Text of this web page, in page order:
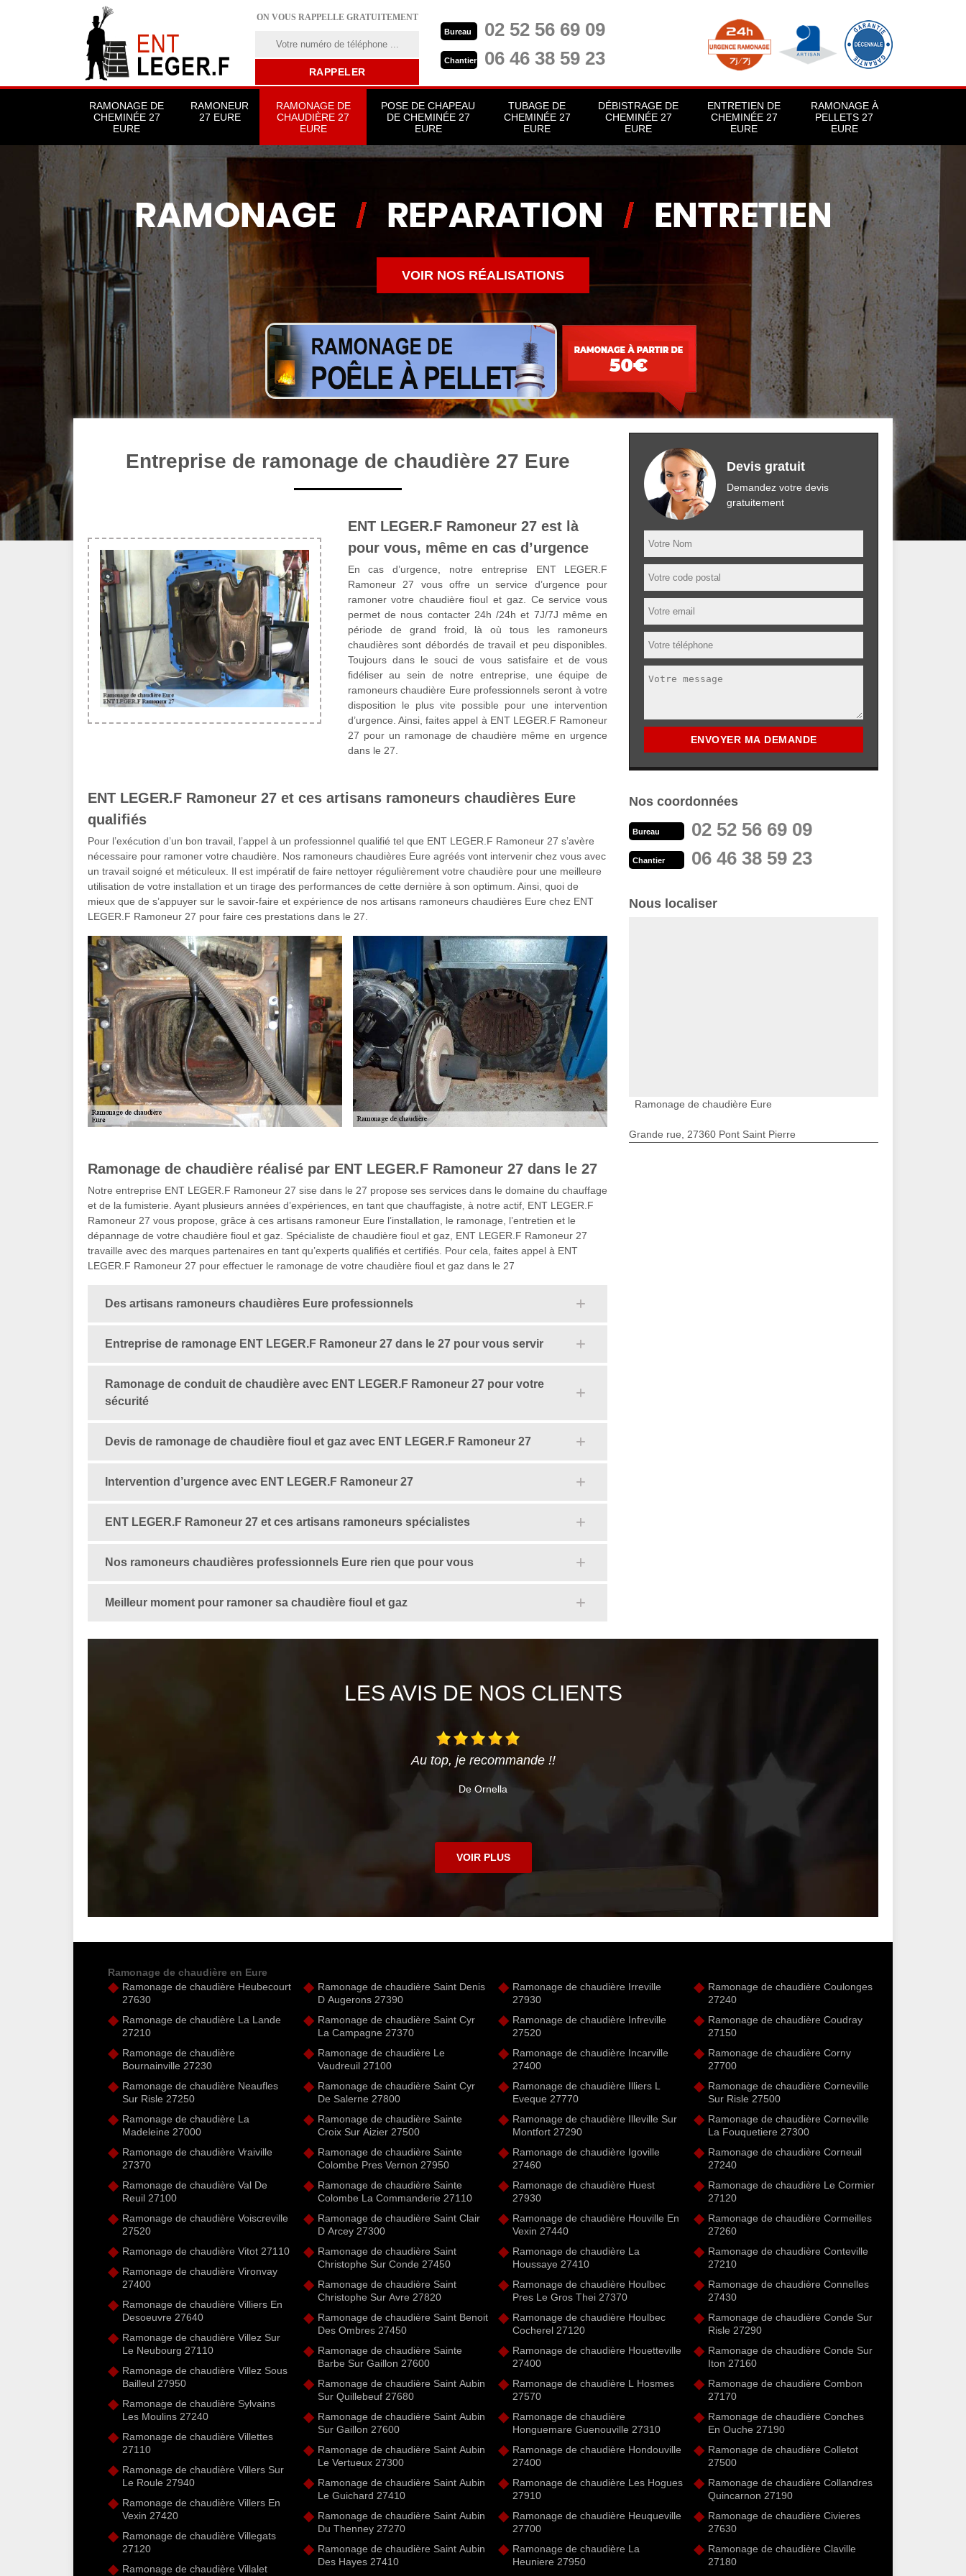
ON VOUS RAPPELLE GRATUITEMENT
Bureau 02 52 56 69 09
Chantier 06 46 38 59 23
RAMONAGE DE
CHEMINÉE 27
EURE
RAMONEUR
27 EURE
RAMONAGE DE
CHAUDIÈRE 27
EURE
POSE DE CHAPEAU
DE CHEMINÉE 27
EURE
TUBAGE DE
CHEMINÉE 27
EURE
DÉBISTRAGE DE
CHEMINÉE 27
EURE
ENTRETIEN DE
CHEMINÉE 27
EURE
RAMONAGE À
PELLETS 27
EURE
VOIR NOS RÉALISATIONS
Entreprise de ramonage de chaudière 27 Eure
ENT LEGER.F Ramoneur 27 est là
pour vous, même en cas d’urgence
En cas d’urgence, notre entreprise ENT LEGER.F
Ramoneur 27 vous offre un service d’urgence pour
ramoner votre chaudière fioul et gaz. Ce service vous
permet de nous contacter 24h /24h et 7J/7J même en
période de grand froid, là où tous les ramoneurs
chaudières sont débordés de travail et peu disponibles.
Toujours dans le souci de vous satisfaire et de vous
fidéliser au sein de notre entreprise, une équipe de
ramoneurs chaudière Eure professionnels seront à votre
disposition le plus vite possible pour une intervention
d’urgence. Ainsi, faites appel à ENT LEGER.F Ramoneur
27 pour un ramonage de chaudière même en urgence
dans le 27.
ENT LEGER.F Ramoneur 27 et ces artisans ramoneurs chaudières Eure
qualifiés
Pour l’exécution d’un bon travail, l’appel à un professionnel qualifié tel que ENT LEGER.F Ramoneur 27 s’avère
nécessaire pour ramoner votre chaudière. Nos ramoneurs chaudières Eure agréés vont intervenir chez vous avec
un travail soigné et méticuleux. Il est impératif de faire nettoyer régulièrement votre chaudière pour une meilleure
utilisation de votre installation et un tirage des performances de cette dernière à son optimum. Ainsi, quoi de
mieux que de s’appuyer sur le savoir-faire et expérience de nos artisans ramoneurs chaudières Eure chez ENT
LEGER.F Ramoneur 27 pour faire ces prestations dans le 27.
Ramonage de chaudière réalisé par ENT LEGER.F Ramoneur 27 dans le 27
Notre entreprise ENT LEGER.F Ramoneur 27 sise dans le 27 propose ses services dans le domaine du chauffage
et de la fumisterie. Ayant plusieurs années d’expériences, en tant que chauffagiste, à notre actif, ENT LEGER.F
Ramoneur 27 vous propose, grâce à ces artisans ramoneur Eure l’installation, le ramonage, l’entretien et le
dépannage de votre chaudière fioul et gaz. Spécialiste de chaudière fioul et gaz, ENT LEGER.F Ramoneur 27
travaille avec des marques partenaires en tant qu’experts qualifiés et certifiés. Pour cela, faites appel à ENT
LEGER.F Ramoneur 27 pour effectuer le ramonage de votre chaudière fioul et gaz dans le 27
Des artisans ramoneurs chaudières Eure professionnels
Entreprise de ramonage ENT LEGER.F Ramoneur 27 dans le 27 pour vous servir
Ramonage de conduit de chaudière avec ENT LEGER.F Ramoneur 27 pour votre
sécurité
Devis de ramonage de chaudière fioul et gaz avec ENT LEGER.F Ramoneur 27
Intervention d’urgence avec ENT LEGER.F Ramoneur 27
ENT LEGER.F Ramoneur 27 et ces artisans ramoneurs spécialistes
Nos ramoneurs chaudières professionnels Eure rien que pour vous
Meilleur moment pour ramoner sa chaudière fioul et gaz
Devis gratuit
Demandez votre devis
gratuitement
Nos coordonnées
Bureau 02 52 56 69 09
Chantier 06 46 38 59 23
Nous localiser
Ramonage de chaudière Eure
Grande rue, 27360 Pont Saint Pierre
LES AVIS DE NOS CLIENTS
Au top, je recommande !!
De Ornella
VOIR PLUS
Ramonage de chaudière en Eure
Ramonage de chaudière Heubecourt
27630
Ramonage de chaudière La Lande
27210
Ramonage de chaudière
Bournainville 27230
Ramonage de chaudière Neaufles
Sur Risle 27250
Ramonage de chaudière La
Madeleine 27000
Ramonage de chaudière Vraiville
27370
Ramonage de chaudière Val De
Reuil 27100
Ramonage de chaudière Voiscreville
27520
Ramonage de chaudière Vitot 27110
Ramonage de chaudière Vironvay
27400
Ramonage de chaudière Villiers En
Desoeuvre 27640
Ramonage de chaudière Villez Sur
Le Neubourg 27110
Ramonage de chaudière Villez Sous
Bailleul 27950
Ramonage de chaudière Sylvains
Les Moulins 27240
Ramonage de chaudière Villettes
27110
Ramonage de chaudière Villers Sur
Le Roule 27940
Ramonage de chaudière Villers En
Vexin 27420
Ramonage de chaudière Villegats
27120
Ramonage de chaudière Villalet
Ramonage de chaudière Saint Denis
D Augerons 27390
Ramonage de chaudière Saint Cyr
La Campagne 27370
Ramonage de chaudière Le
Vaudreuil 27100
Ramonage de chaudière Saint Cyr
De Salerne 27800
Ramonage de chaudière Sainte
Croix Sur Aizier 27500
Ramonage de chaudière Sainte
Colombe Pres Vernon 27950
Ramonage de chaudière Sainte
Colombe La Commanderie 27110
Ramonage de chaudière Saint Clair
D Arcey 27300
Ramonage de chaudière Saint
Christophe Sur Conde 27450
Ramonage de chaudière Saint
Christophe Sur Avre 27820
Ramonage de chaudière Saint Benoit
Des Ombres 27450
Ramonage de chaudière Sainte
Barbe Sur Gaillon 27600
Ramonage de chaudière Saint Aubin
Sur Quillebeuf 27680
Ramonage de chaudière Saint Aubin
Sur Gaillon 27600
Ramonage de chaudière Saint Aubin
Le Vertueux 27300
Ramonage de chaudière Saint Aubin
Le Guichard 27410
Ramonage de chaudière Saint Aubin
Du Thenney 27270
Ramonage de chaudière Saint Aubin
Des Hayes 27410
Ramonage de chaudière Irreville
27930
Ramonage de chaudière Infreville
27520
Ramonage de chaudière Incarville
27400
Ramonage de chaudière Illiers L
Eveque 27770
Ramonage de chaudière Illeville Sur
Montfort 27290
Ramonage de chaudière Igoville
27460
Ramonage de chaudière Huest
27930
Ramonage de chaudière Houville En
Vexin 27440
Ramonage de chaudière La
Houssaye 27410
Ramonage de chaudière Houlbec
Pres Le Gros Thei 27370
Ramonage de chaudière Houlbec
Cocherel 27120
Ramonage de chaudière Houetteville
27400
Ramonage de chaudière L Hosmes
27570
Ramonage de chaudière
Honguemare Guenouville 27310
Ramonage de chaudière Hondouville
27400
Ramonage de chaudière Les Hogues
27910
Ramonage de chaudière Heuqueville
27700
Ramonage de chaudière La
Heuniere 27950
Ramonage de chaudière Coulonges
27240
Ramonage de chaudière Coudray
27150
Ramonage de chaudière Corny
27700
Ramonage de chaudière Corneville
Sur Risle 27500
Ramonage de chaudière Corneville
La Fouquetiere 27300
Ramonage de chaudière Corneuil
27240
Ramonage de chaudière Le Cormier
27120
Ramonage de chaudière Cormeilles
27260
Ramonage de chaudière Conteville
27210
Ramonage de chaudière Connelles
27430
Ramonage de chaudière Conde Sur
Risle 27290
Ramonage de chaudière Conde Sur
Iton 27160
Ramonage de chaudière Combon
27170
Ramonage de chaudière Conches
En Ouche 27190
Ramonage de chaudière Colletot
27500
Ramonage de chaudière Collandres
Quincarnon 27190
Ramonage de chaudière Civieres
27630
Ramonage de chaudière Claville
27180